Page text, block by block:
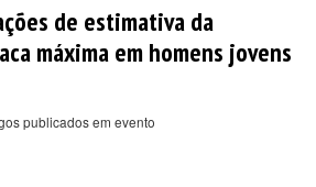
de estimativa da
máxima em homens jovens
publicados em evento